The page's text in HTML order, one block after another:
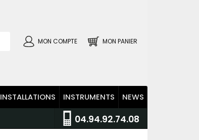
MON PANIER
MON COMPTE
INSTALLATIONS INSTRUMENTS NEWS
04.94.92.74.08